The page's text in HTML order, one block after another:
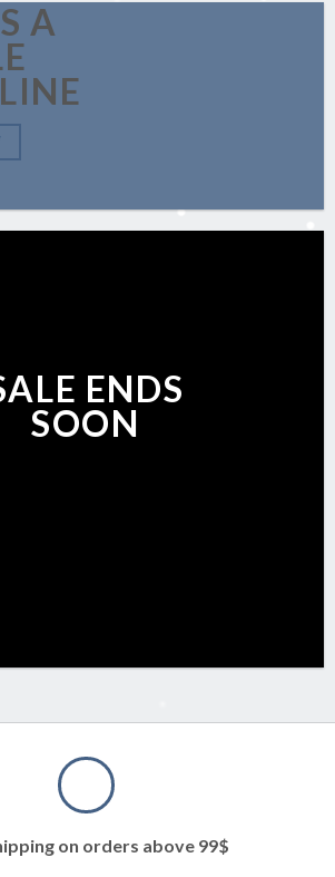
A
ENDS
SOON
on orders above 99$